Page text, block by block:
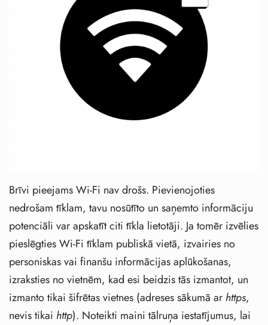
Brīvi pieejams Wi-Fi nav drošs. Pievienojoties
nedrošam tīklam, tavu nosūtīto un saņemto informāciju
potenciāli var apskatīt citi tīkla lietotāji. Ja tomēr izvēlies
pieslēgties Wi-Fi tīklam publiskā vietā, izvairies no
personiskas vai finanšu informācijas aplūkošanas,
izraksties no vietnēm, kad esi beidzis tās izmantot, un
izmanto tikai šifrētas vietnes (adreses sākumā ar https,
nevis tikai http). Noteikti maini tālruņa iestatījumus, lai